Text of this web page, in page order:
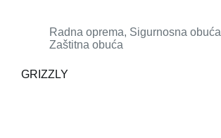
Radna oprema, Sigurnosna obuća
Zaštitna obuća
GRIZZLY